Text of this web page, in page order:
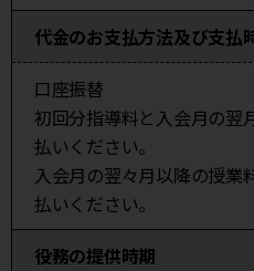
代金のお支払方法及び支払
口座振替
初回分指導料と入会月の翌
払いください。
入会月の翌々月以降の授業
払いください。
役務の提供時期